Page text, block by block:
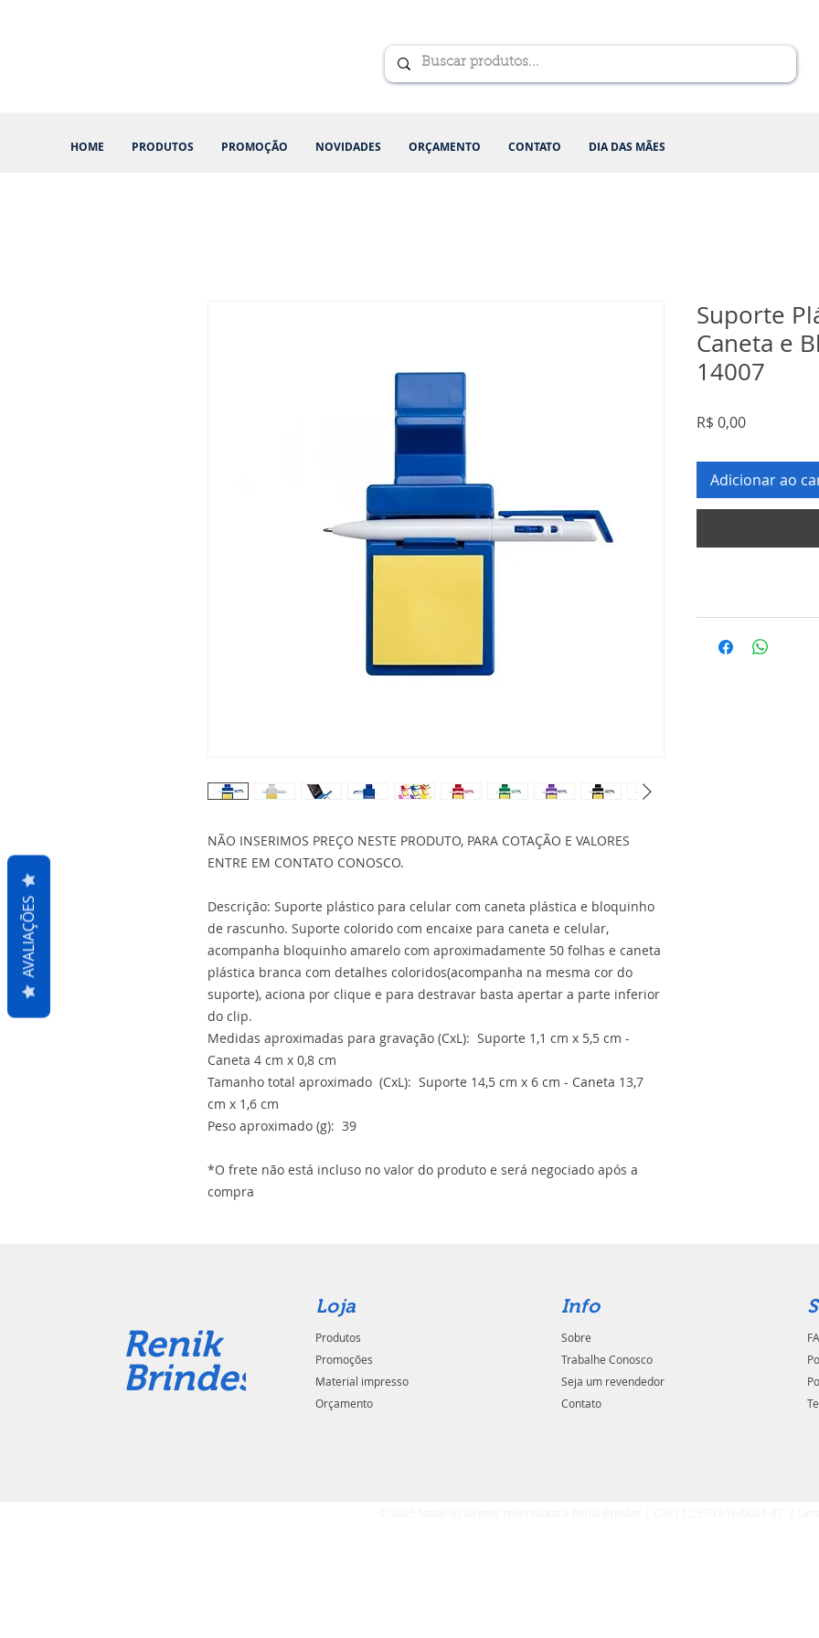
HOME PRODUTOS PROMOÇÃO NOVIDADES ORÇAMENTO CONTATO DIA DAS MÃES
NÃO INSERIMOS PREÇO NESTE PRODUTO, PARA COTAÇÃO E VALORES
ENTRE EM CONTATO CONOSCO.
Descrição: Suporte plástico para celular com caneta plástica e bloquinho
de rascunho. Suporte colorido com encaixe para caneta e celular,
acompanha bloquinho amarelo com aproximadamente 50 folhas e caneta
plástica branca com detalhes coloridos(acompanha na mesma cor do
suporte), aciona por clique e para destravar basta apertar a parte inferior
do clip.
Medidas aproximadas para gravação (CxL): Suporte 1,1 cm x 5,5 cm -
Caneta 4 cm x 0,8 cm
Tamanho total aproximado (CxL): Suporte 14,5 cm x 6 cm - Caneta 13,7
cm x 1,6 cm
Peso aproximado (g): 39
*O frete não está incluso no valor do produto e será negociado após a
compra
Suporte
Caneta e
14007
R$ 0,00Preço
Adicionar ao
Renik
Brindes
Loja
Produtos
Promoções
Material impresso
Orçamento
Info
Sobre
Trabalhe Conosco
Seja um revendedor
Contato
AVALIAÇÕES